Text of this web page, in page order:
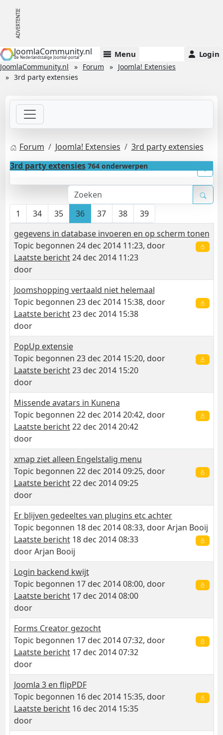
JoomlaCommunity.nl
de Nederlandstalige Joomla!-portal Menu Login
JoomlaCommunity.nl Forum
Joomla! Extensies
3rd party extensies
Forum Joomla! Extensies
3rd party extensies
3rd party extensies 764 onderwerpen
1 34 35 36 37 38
39
gegevens in database invoeren en op scherm tonen
Topic begonnen 24 dec 2014 11:23, door
Laatste bericht24 dec 2014 11:23
door
Joomshopping vertaald niet helemaal
Topic begonnen 23 dec 2014 15:38, door
Laatste bericht23 dec 2014 15:38
door
PopUp extensie
Topic begonnen 23 dec 2014 15:20, door
Laatste bericht23 dec 2014 15:20
door
Missende avatars in Kunena
Topic begonnen 22 dec 2014 20:42, door
Laatste bericht22 dec 2014 20:42
door
xmap ziet alleen Engelstalig menu
Topic begonnen 22 dec 2014 09:25, door
Laatste bericht22 dec 2014 09:25
door
Er blijven gedeeltes van plugins etc achter
Topic begonnen 18 dec 2014 08:33, doorArjan Booij
Laatste bericht18 dec 2014 08:33
doorArjan Booij
Login backend kwijt
Topic begonnen 17 dec 2014 08:00, door
Laatste bericht17 dec 2014 08:00
door
Forms Creator gezocht
Topic begonnen 17 dec 2014 07:32, door
Laatste bericht17 dec 2014 07:32
door
Joomla 3 en flipPDF
Topic begonnen 16 dec 2014 15:35, door
Laatste bericht16 dec 2014 15:35
door